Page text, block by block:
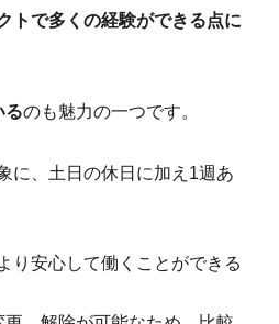
トで多くの経験ができる点に
るのも魅力の一つです。
に、土日の休日に加え1週あ
り安心して働くことができる